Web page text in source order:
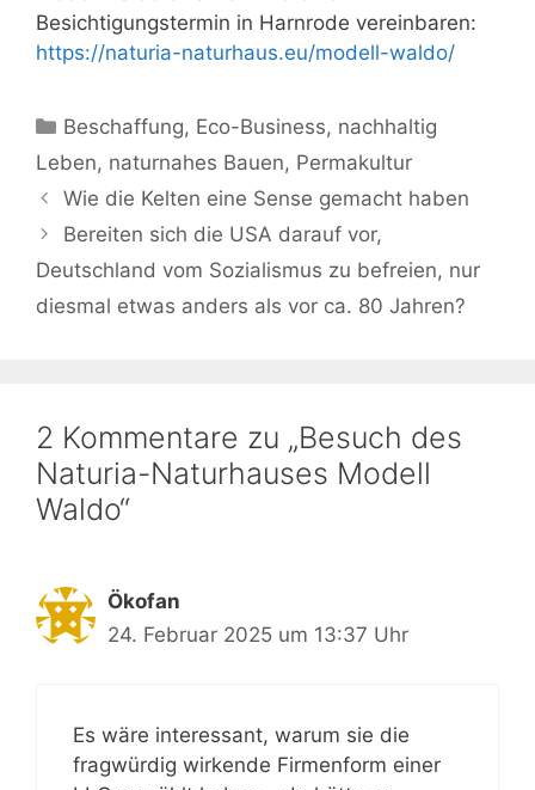
Besichtigungstermin in Harnrode vereinbaren:
https://naturia-naturhaus.eu/modell-waldo/
Kategorien
Beschaffung, Eco-Business, nachhaltig
Leben, naturnahes Bauen, Permakultur
Wie die Kelten eine Sense gemacht haben
Bereiten sich die USA darauf vor,
Deutschland vom Sozialismus zu befreien, nur
diesmal etwas anders als vor ca. 80 Jahren?
2 Kommentare zu „Besuch des
Naturia-Naturhauses Modell
Waldo“
Ökofan
24. Februar 2025 um 13:37 Uhr
Es wäre interessant, warum sie die
fragwürdig wirkende Firmenform einer